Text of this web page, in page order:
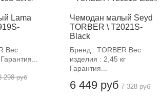
Lama
Вес
298 руб
Чемодан малый Seyd
TORBER \ T2021S-
Black
Бренд : TORBER Вес
изделия : 2,45 кг
Гарантия...
6 449 руб 7 328 руб